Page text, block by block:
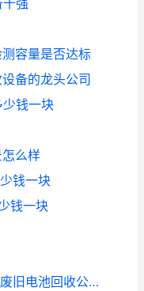
强
容量是否达标
备的龙头公司
钱一块
么样
钱一块
钱一块
48v锂电池多少钱一块 广东最大废旧电池回收公司